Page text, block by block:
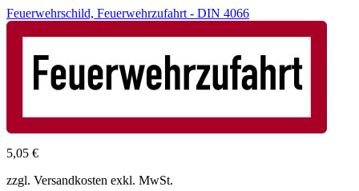
Feuerwehrschild, Feuerwehrzufahrt - DIN 4066
5,05 €
zzgl. Versandkosten exkl. MwSt.